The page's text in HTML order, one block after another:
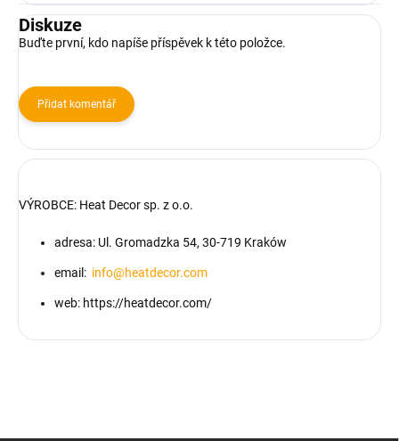
Diskuze
Buďte první, kdo napíše příspěvek k této položce.
Přidat komentář
VÝROBCE: Heat Decor sp. z o.o.
adresa: Ul. Gromadzka 54, 30-719 Kraków
email: info@heatdecor.com
web: https://heatdecor.com/